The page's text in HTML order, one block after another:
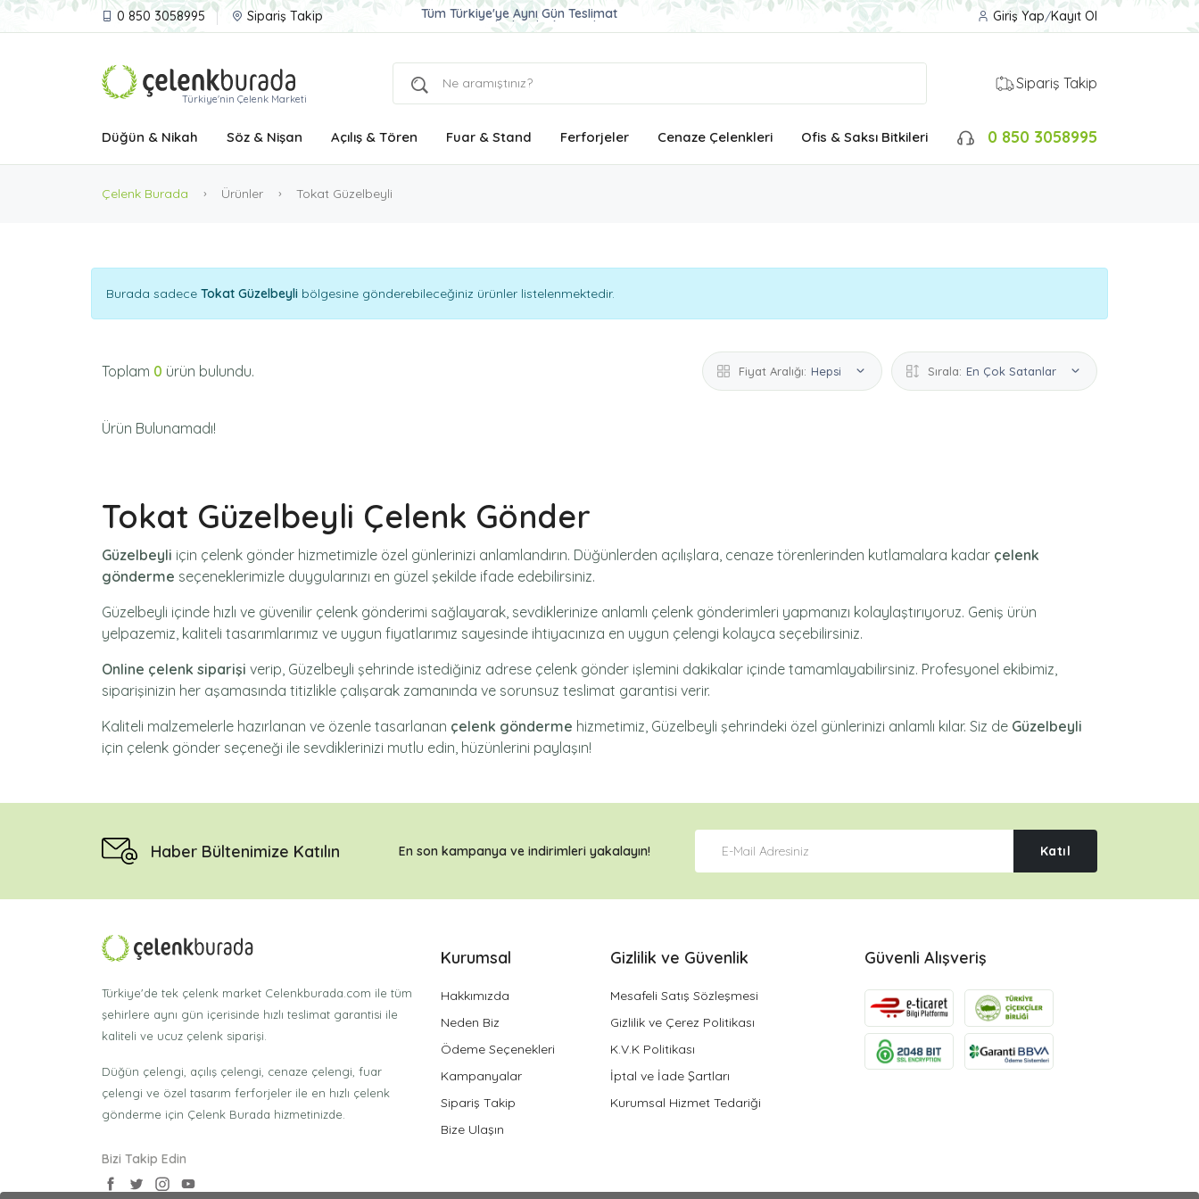
0 850 3058995 Sipariş Takip Tüm Türkiye'ye Aynı Gün Teslimat
Ucuz ve Kaliteli Çelenk Gönder
Aynı Gün Teslimat Çelenk Siparişi
Giriş Yap/Kayıt Ol
Türkiye'nin Çelenk Marketi
Sipariş Takip
Düğün & Nikah Söz & Nişan Açılış & Tören Fuar & Stand Ferforjeler Cenaze Çelenkleri Ofis & Saksı Bitkileri 0 850 3058995
Çelenk Burada Ürünler Tokat Güzelbeyli
Burada sadece Tokat Güzelbeyli bölgesine gönderebileceğiniz ürünler listelenmektedir.
Toplam 0 ürün bulundu. Fiyat Aralığı: Hepsi Sırala: En Çok Satanlar
Ürün Bulunamadı!
Tokat Güzelbeyli Çelenk Gönder
Güzelbeyli için çelenk gönder hizmetimizle özel günlerinizi anlamlandırın. Düğünlerden açılışlara, cenaze törenlerinden kutlamalara kadar çelenk
gönderme seçeneklerimizle duygularınızı en güzel şekilde ifade edebilirsiniz.
Güzelbeyli içinde hızlı ve güvenilir çelenk gönderimi sağlayarak, sevdiklerinize anlamlı çelenk gönderimleri yapmanızı kolaylaştırıyoruz. Geniş ürün
yelpazemiz, kaliteli tasarımlarımız ve uygun fiyatlarımız sayesinde ihtiyacınıza en uygun çelengi kolayca seçebilirsiniz.
Online çelenk siparişi verip, Güzelbeyli şehrinde istediğiniz adrese çelenk gönder işlemini dakikalar içinde tamamlayabilirsiniz. Profesyonel ekibimiz,
siparişinizin her aşamasında titizlikle çalışarak zamanında ve sorunsuz teslimat garantisi verir.
Kaliteli malzemelerle hazırlanan ve özenle tasarlanan çelenk gönderme hizmetimiz, Güzelbeyli şehrindeki özel günlerinizi anlamlı kılar. Siz de Güzelbeyli
için çelenk gönder seçeneği ile sevdiklerinizi mutlu edin, hüzünlerini paylaşın!
Haber Bültenimize Katılın En son kampanya ve indirimleri yakalayın! Katıl
Türkiye'de tek çelenk market Celenkburada.com ile tüm
şehirlere aynı gün içerisinde hızlı teslimat garantisi ile
kaliteli ve ucuz çelenk siparişi.
Düğün çelengi, açılış çelengi, cenaze çelengi, fuar
çelengi ve özel tasarım ferforjeler ile en hızlı çelenk
gönderme için Çelenk Burada hizmetinizde.
Bizi Takip Edin
Kurumsal
Hakkımızda
Neden Biz
Ödeme Seçenekleri
Kampanyalar
Sipariş Takip
Bize Ulaşın
Gizlilik ve Güvenlik
Mesafeli Satış Sözleşmesi
Gizlilik ve Çerez Politikası
K.V.K Politikası
İptal ve İade Şartları
Kurumsal Hizmet Tedariği
Güvenli Alışveriş